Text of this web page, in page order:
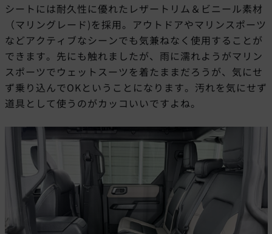
シートには耐久性に優れたレザートリム＆ビニール素材
（マリングレード)を採用。アウトドアやマリンスポーツ
などアクティブなシーンでも気兼ねなく使用することが
できます。先にも触れましたが、雨に濡れようがマリン
スポーツでウェットスーツを着たままだろうが、気にせ
ず乗り込んでOKということになります。汚れを気にせず
道具として使うのがカッコいいですよね。